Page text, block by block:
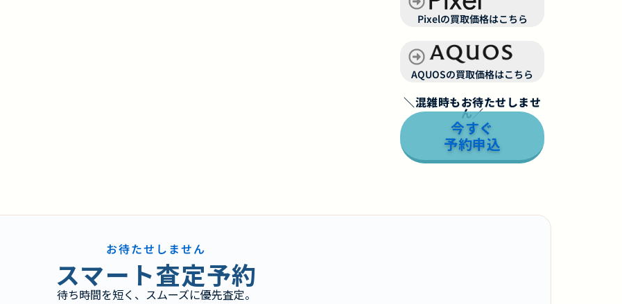
Pixelの買取価格はこちら
AQUOSの買取価格はこちら
＼混雑時もお待たせしませ
ん／
今すぐ
予約申込
お待たせしません
スマート査定予約
待ち時間を短く、スムーズに優先査定。